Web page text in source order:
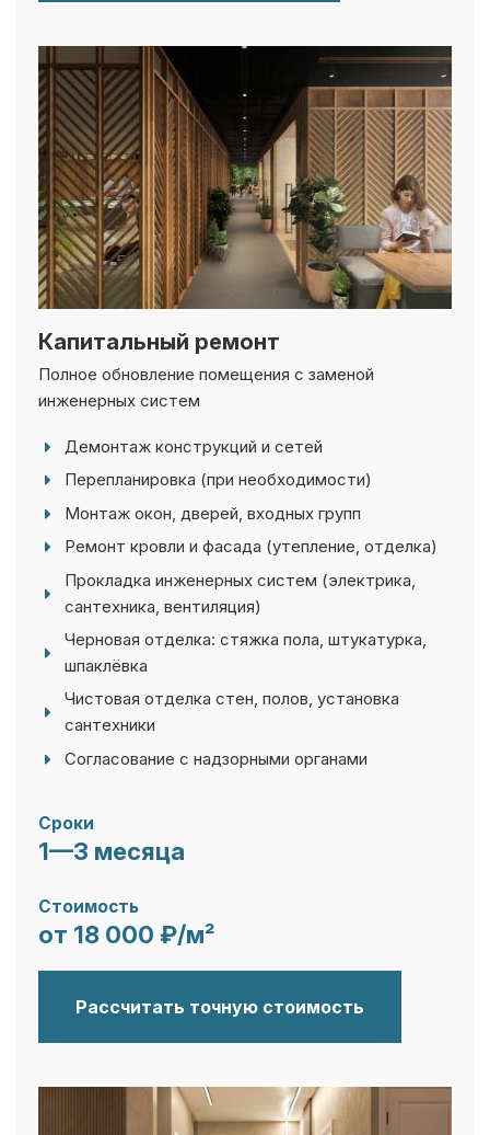
Полное обновление помещения с заменой
инженерных систем
Перепланировка (при необходимости)
Монтаж окон, дверей, входных групп
Ремонт кровли и фасада (утепление, отделка)
Прокладка инженерных систем (электрика,
сантехника, вентиляция)
Черновая отделка: стяжка пола, штукатурка,
шпаклёвка
Чистовая отделка стен, полов, установка
сантехники
Согласование с надзорными органами
1—3 месяца
от 18 000 ₽/м²